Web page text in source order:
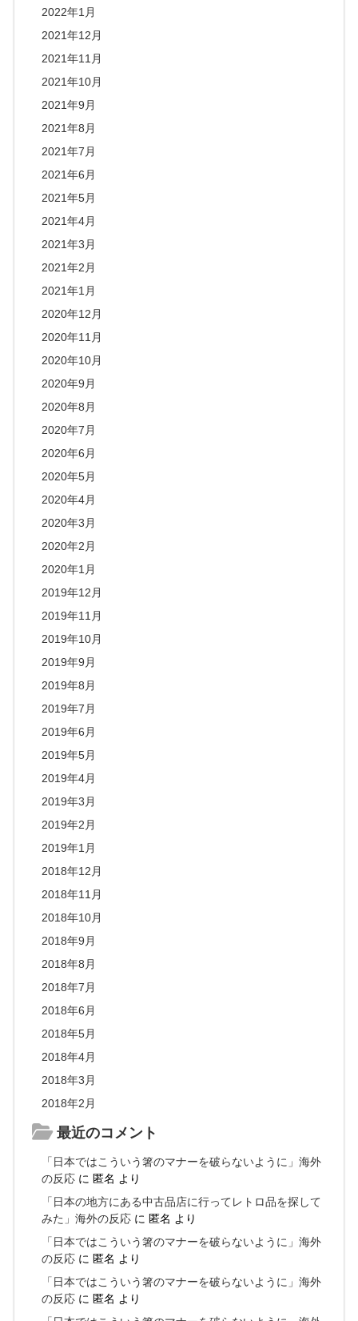
2022年1月
2021年12月
2021年11月
2021年10月
2021年9月
2021年8月
2021年7月
2021年6月
2021年5月
2021年4月
2021年3月
2021年2月
2021年1月
2020年12月
2020年11月
2020年10月
2020年9月
2020年8月
2020年7月
2020年6月
2020年5月
2020年4月
2020年3月
2020年2月
2020年1月
2019年12月
2019年11月
2019年10月
2019年9月
2019年8月
2019年7月
2019年6月
2019年5月
2019年4月
2019年3月
2019年2月
2019年1月
2018年12月
2018年11月
2018年10月
2018年9月
2018年8月
2018年7月
2018年6月
2018年5月
2018年4月
2018年3月
2018年2月
最近のコメント
「日本ではこういう箸のマナーを破らないように」海外
の反応 に匿名 より
「日本の地方にある中古品店に行ってレトロ品を探して
みた」海外の反応 に匿名 より
「日本ではこういう箸のマナーを破らないように」海外
の反応 に匿名 より
「日本ではこういう箸のマナーを破らないように」海外
の反応 に匿名 より